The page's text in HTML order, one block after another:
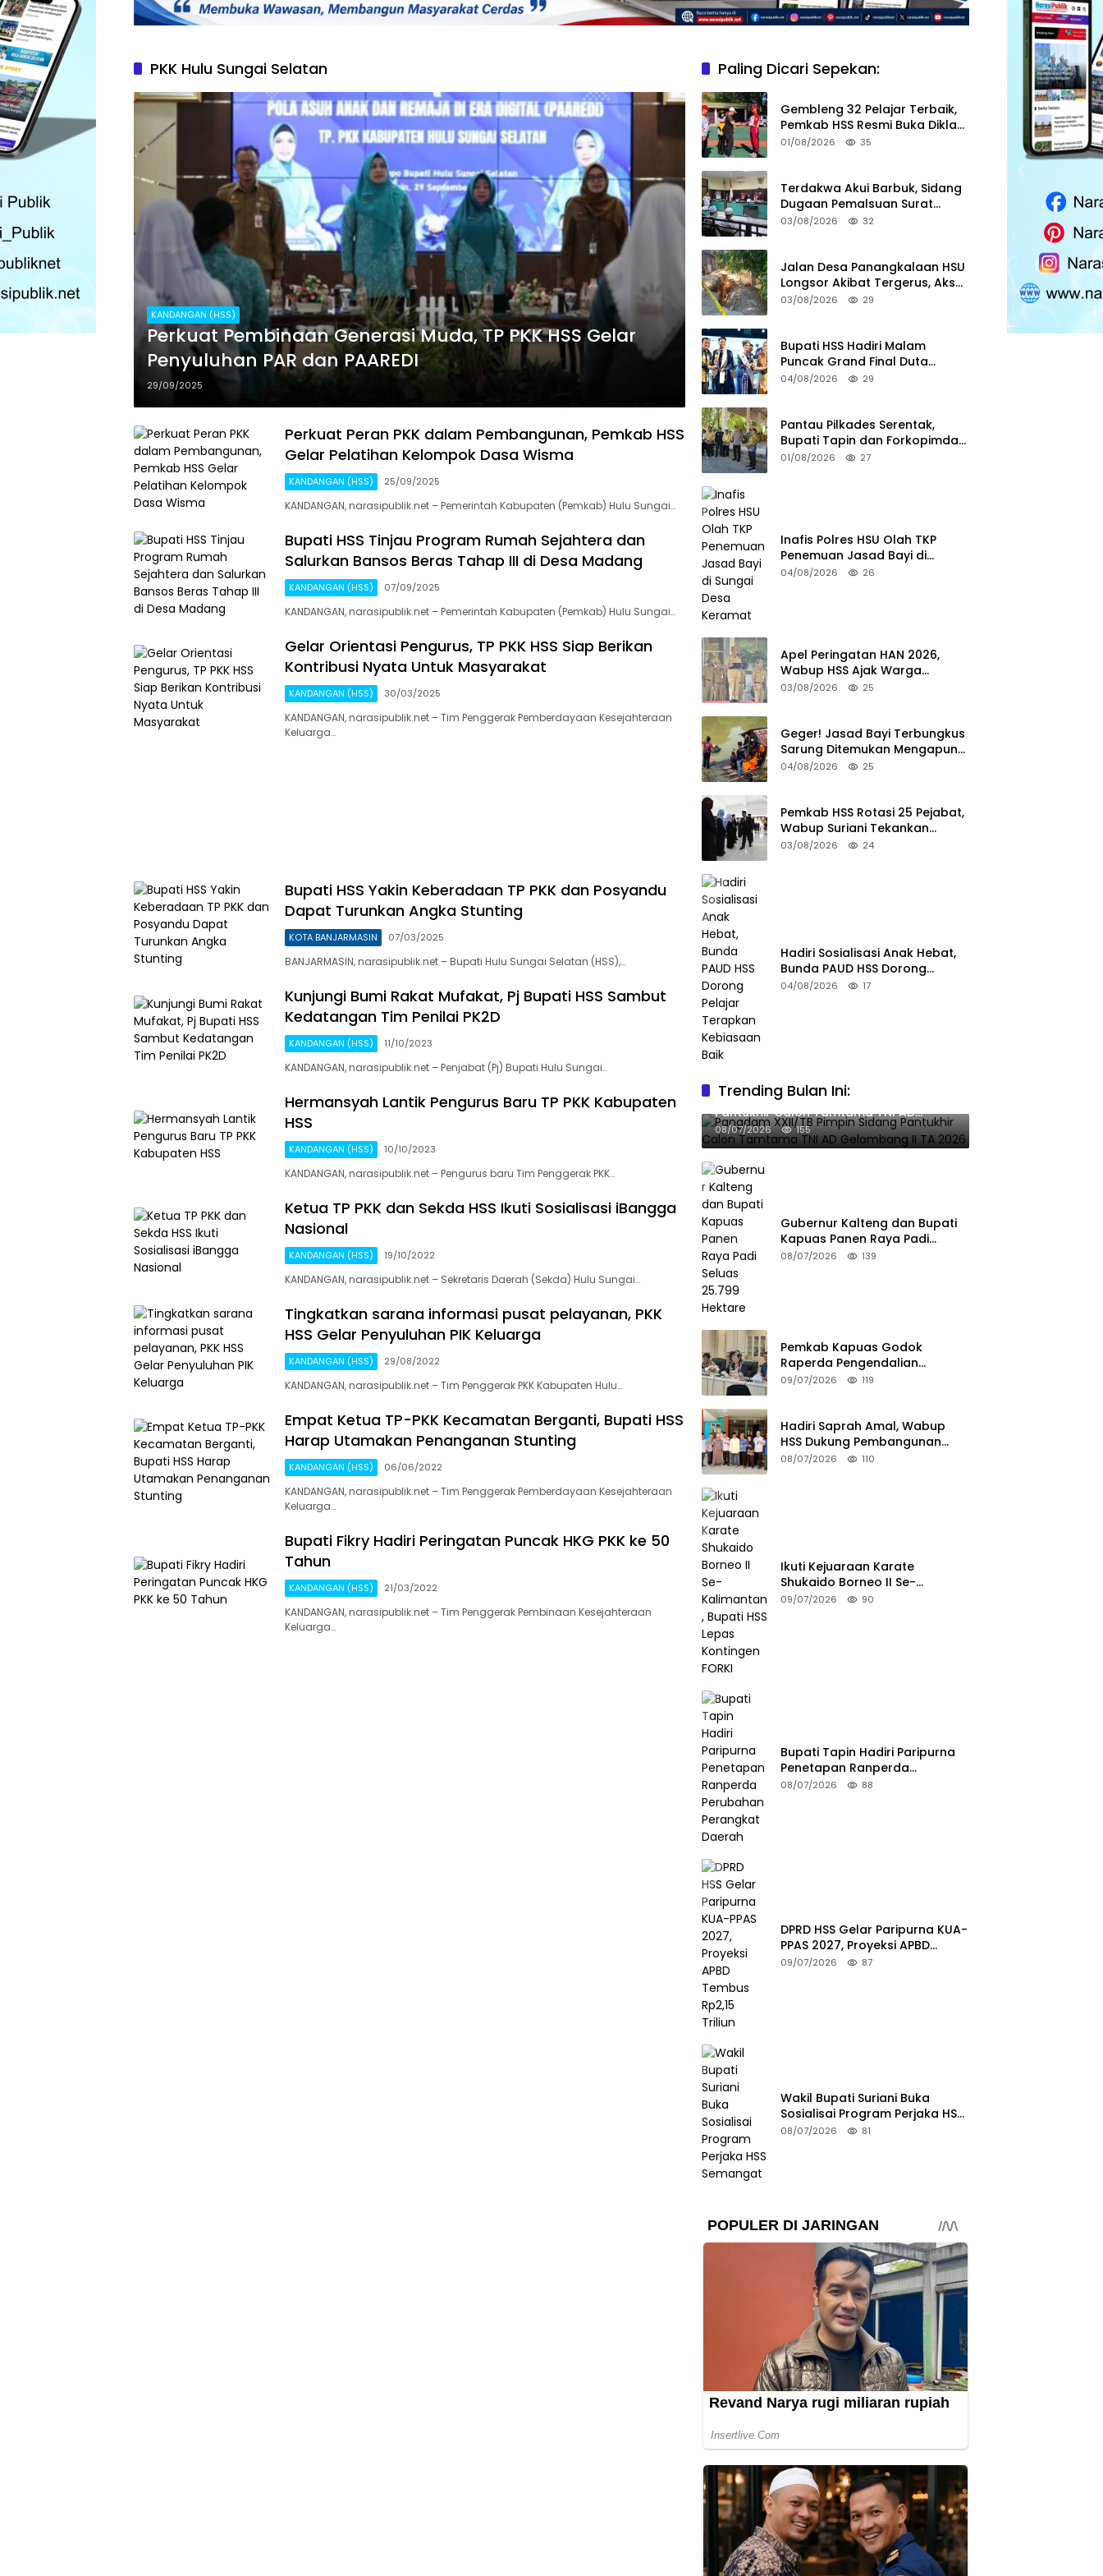
PKK Hulu Sungai Selatan
KANDANGAN (HSS)
Perkuat Pembinaan Generasi Muda, TP PKK HSS Gelar
Penyuluhan PAR dan PAAREDI
29/09/2025
Perkuat Peran PKK dalam Pembangunan, Pemkab HSS
Gelar Pelatihan Kelompok Dasa Wisma
KANDANGAN (HSS) 25/09/2025
KANDANGAN, narasipublik.net – Pemerintah Kabupaten (Pemkab) Hulu Sungai…
Bupati HSS Tinjau Program Rumah Sejahtera dan
Salurkan Bansos Beras Tahap III di Desa Madang
KANDANGAN (HSS) 07/09/2025
KANDANGAN, narasipublik.net – Pemerintah Kabupaten (Pemkab) Hulu Sungai…
Gelar Orientasi Pengurus, TP PKK HSS Siap Berikan
Kontribusi Nyata Untuk Masyarakat
KANDANGAN (HSS) 30/03/2025
KANDANGAN, narasipublik.net – Tim Penggerak Pemberdayaan Kesejahteraan
Keluarga…
Bupati HSS Yakin Keberadaan TP PKK dan Posyandu
Dapat Turunkan Angka Stunting
KOTA BANJARMASIN 07/03/2025
BANJARMASIN, narasipublik.net – Bupati Hulu Sungai Selatan (HSS),…
Kunjungi Bumi Rakat Mufakat, Pj Bupati HSS Sambut
Kedatangan Tim Penilai PK2D
KANDANGAN (HSS) 11/10/2023
KANDANGAN, narasipublik.net – Penjabat (Pj) Bupati Hulu Sungai…
Hermansyah Lantik Pengurus Baru TP PKK Kabupaten
HSS
KANDANGAN (HSS) 10/10/2023
KANDANGAN, narasipublik.net – Pengurus baru Tim Penggerak PKK…
Ketua TP PKK dan Sekda HSS Ikuti Sosialisasi iBangga
Nasional
KANDANGAN (HSS) 19/10/2022
KANDANGAN, narasipublik.net – Sekretaris Daerah (Sekda) Hulu Sungai…
Tingkatkan sarana informasi pusat pelayanan, PKK
HSS Gelar Penyuluhan PIK Keluarga
KANDANGAN (HSS) 29/08/2022
KANDANGAN, narasipublik.net – Tim Penggerak PKK Kabupaten Hulu…
Empat Ketua TP-PKK Kecamatan Berganti, Bupati HSS
Harap Utamakan Penanganan Stunting
KANDANGAN (HSS) 06/06/2022
KANDANGAN, narasipublik.net – Tim Penggerak Pemberdayaan Kesejahteraan
Keluarga…
Bupati Fikry Hadiri Peringatan Puncak HKG PKK ke 50
Tahun
KANDANGAN (HSS) 21/03/2022
KANDANGAN, narasipublik.net – Tim Penggerak Pembinaan Kesejahteraan
Keluarga…
Paling Dicari Sepekan:
Gembleng 32 Pelajar Terbaik,
Pemkab HSS Resmi Buka Diklat
Paskibraka 2026
01/08/2026 35
Terdakwa Akui Barbuk, Sidang
Dugaan Pemalsuan Surat
Tanah di HSS Akan Berlanjut
03/08/2026 32
Jalan Desa Panangkalaan HSU
Longsor Akibat Tergerus, Akses
Warga Putus
03/08/2026 29
Bupati HSS Hadiri Malam
Puncak Grand Final Duta
Pariwisata 2026
04/08/2026 29
Pantau Pilkades Serentak,
Bupati Tapin dan Forkopimda
Turun ke TPS
01/08/2026 27
Inafis Polres HSU Olah TKP
Penemuan Jasad Bayi di
Sungai Desa Keramat
04/08/2026 26
Apel Peringatan HAN 2026,
Wabup HSS Ajak Warga
Wujudkan Lingkungan Ramah
03/08/2026 25
Geger! Jasad Bayi Terbungkus
Sarung Ditemukan Mengapung
di Sungai HSU
04/08/2026 25
Pemkab HSS Rotasi 25 Pejabat,
Wabup Suriani Tekankan
Kualitas Layanan Publik
03/08/2026 24
Hadiri Sosialisasi Anak Hebat,
Bunda PAUD HSS Dorong
Pelajar Terapkan Kebiasaan
04/08/2026 17
Trending Bulan Ini:
Pangdam XXII/TB Pimpin Sidang
Pantukhir Calon Tamtama TNI AD
Gelombang II TA 2026
08/07/2026 155
Gubernur Kalteng dan Bupati
Kapuas Panen Raya Padi
Seluas 25.799 Hektare
08/07/2026 139
Pemkab Kapuas Godok
Raperda Pengendalian
Minuman Beralkohol Lewat FGD
09/07/2026 119
Hadiri Saprah Amal, Wabup
HSS Dukung Pembangunan
Langgar Dusun Jalai
08/07/2026 110
Ikuti Kejuaraan Karate
Shukaido Borneo II Se-
Kalimantan, Bupati HSS Lepas
09/07/2026 90
Bupati Tapin Hadiri Paripurna
Penetapan Ranperda
Perubahan Perangkat Daerah
08/07/2026 88
DPRD HSS Gelar Paripurna KUA-
PPAS 2027, Proyeksi APBD
Tembus Rp2,15 Triliun
09/07/2026 87
Wakil Bupati Suriani Buka
Sosialisai Program Perjaka HSS
Semangat
08/07/2026 81